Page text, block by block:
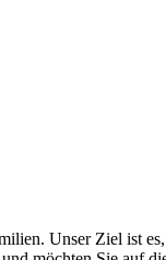
Unser Ziel ist